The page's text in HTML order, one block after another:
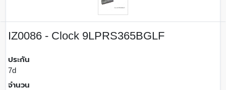
IZ0086 - Clock 9LPRS365BGLF
ประกัน
7d
จำนวน